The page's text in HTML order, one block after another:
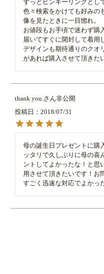
ずっとピンキーリングとし
色々検索をかけても好みの
像を見たときに一目惚れ。
お値段もお手頃で迷わず購
届いてすぐに開封して着用
デザインも期待通りのクオ
があれば購入させて頂きた
thank you.
非公開
投稿日
2018/07/31
母の誕生日プレゼントに購
ッタリで久しぶりに母の喜
ントしてよかったな！と思
用させて頂きたいです！お
すごく迅速な対応でよかっ